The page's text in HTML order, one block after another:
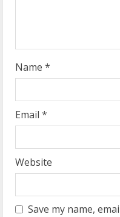
g
Name *
Email *
Website
Save my name,